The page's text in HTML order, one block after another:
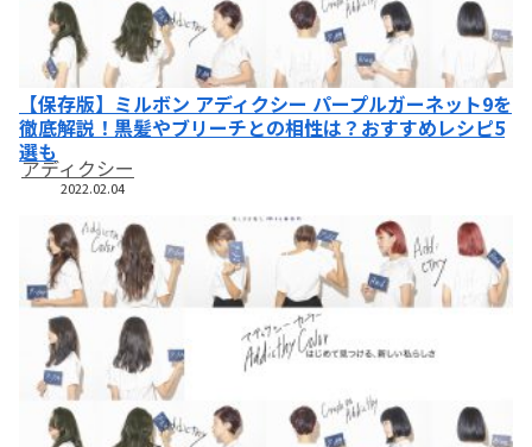
【保存版】ミルボン アディクシー パープルガーネット9を
徹底解説！黒髪やブリーチとの相性は？おすすめレシピ5
選も
アディクシー
2022.02.04